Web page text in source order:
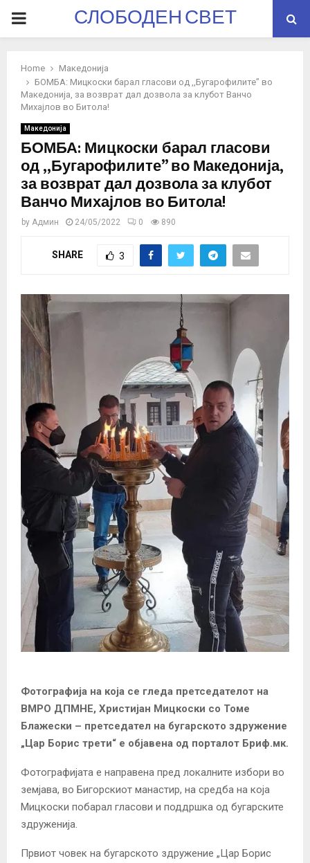
PRIMARYСЛОБОДЕН СВЕТ
Home
Македонија
БОМБА: Мицкоски барал гласови од ,,Бугарофилите” во
Македонија, за возврат дал дозвола за клубот Ванчо
Михајлов во Битола!
Македонија
БОМБА: Мицкоски барал гласови
од ,,Бугарофилите” во Македонија,
за возврат дал дозвола за клубот
Ванчо Михајлов во Битола!
by Админ 24/05/2022 0 890
SHARE 3
Фотографија на која се гледа претседателот на
ВМРО ДПМНЕ, Христијан Мицкоски со Томе
Блажески – претседател на бугарското здружение
„Цар Борис трети“ е објавена од порталот Бриф.мк.
Фотографијата е направена пред локалните избори во
земјава, во Бигорскиот манастир, на средба на која
Мицкоски побарал гласови и поддршка од бугарските
здруженија.
Првиот човек на бугарското здружение „Цар Борис